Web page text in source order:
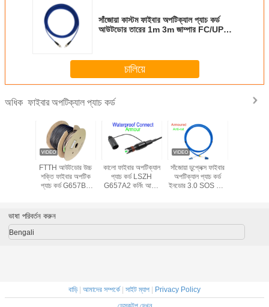
সাঁজোয়া কাস্টম ফাইবার অপটিক্যাল প্যাচ কর্ড
আউটডোর তারের 1m 3m জাম্পার FC/UPC
চালিয়ে
অধিক ফাইবার অপটিক্যাল প্যাচ কর্ড
FTTH আউটডোর উচ্চ
শক্তি ফাইবার অপটিক
প্যাচ কর্ড G657B3
কালো ফাইবার অপটিক্যাল
প্যাচ কর্ড LSZH
G657A2 কর্নিং আর্মার
সাঁজোয়া ডুপ্লেক্স ফাইবার
অপটিক্যাল প্যাচ কর্ড
ইনডোর 3.0 SOS DX
ভাষা পরিবর্তন করুন
Bengali
বাড়ি| আমাদের সম্পর্কে সাইট ম্যাপ
Privacy Policy